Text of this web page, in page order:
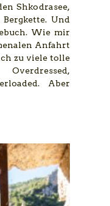
Shkodrasee,
Und
Wie mir
Anfahrt
zu viele tolle
Aber